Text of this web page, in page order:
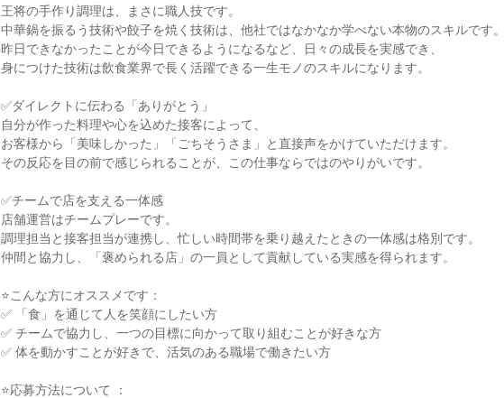
王将の手作り調理は、まさに職人技です。
中華鍋を振るう技術や餃子を焼く技術は、他社ではなかなか学べない本物のスキルです
昨日できなかったことが今日できるようになるなど、日々の成長を実感でき、
身につけた技術は飲食業界で長く活躍できる一生モノのスキルになります。
✅ダイレクトに伝わる「ありがとう」
自分が作った料理や心を込めた接客によって、
お客様から「美味しかった」「ごちそうさま」と直接声をかけていただけます。
その反応を目の前で感じられることが、この仕事ならではのやりがいです。
✅チームで店を支える一体感
店舗運営はチームプレーです。
調理担当と接客担当が連携し、忙しい時間帯を乗り越えたときの一体感は格別です。
仲間と協力し、「褒められる店」の一員として貢献している実感を得られます。
⭐こんな方にオススメです：
✅ 「食」を通じて人を笑顔にしたい方
✅ チームで協力し、一つの目標に向かって取り組むことが好きな方
✅ 体を動かすことが好きで、活気のある職場で働きたい方
⭐応募方法について ：